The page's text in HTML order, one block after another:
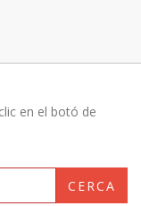
en el botó de
CERCA